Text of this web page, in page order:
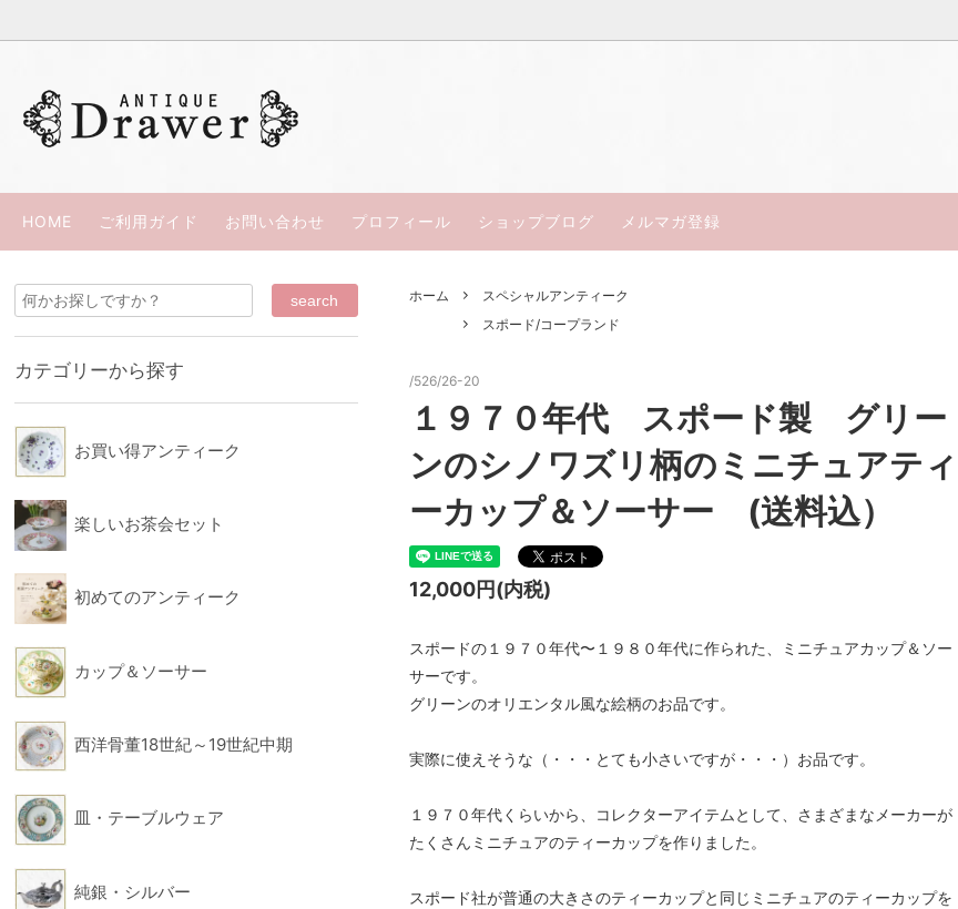
カップ＆ソーサー 西洋骨董18世紀～19世紀中期
スポード/コープランド リモージュ・セーブル
コウルドン ミーキン
KPM オールドノリタケ
HRダニエル サミュエルオールコック
フィギュリン フォーチュンテリングカップ フォリーチャイナ
HOME ご利用ガイド お問い合わせ プロフィール ショップブログ メルマガ登録
ホーム
スペシャルアンティーク
スポード/コープランド
/526/26-20
１９７０年代 スポード製 グリー
ンのシノワズリ柄のミニチュアティ
ーカップ＆ソーサー (送料込）
12,000円(内税)
スポードの１９７０年代〜１９８０年代に作られた、ミニチュアカップ＆ソー
サーです。
グリーンのオリエンタル風な絵柄のお品です。
実際に使えそうな（・・・とても小さいですが・・・）お品です。
１９７０年代くらいから、コレクターアイテムとして、さまざまなメーカーが
たくさんミニチュアのティーカップを作りました。
スポード社が普通の大きさのティーカップと同じミニチュアのティーカップを
カテゴリーから探す
お買い得アンティーク
楽しいお茶会セット
初めてのアンティーク
カップ＆ソーサー
西洋骨董18世紀～19世紀中期
皿・テーブルウェア
純銀・シルバー